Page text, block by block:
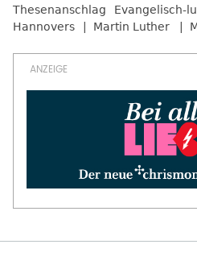
Thesenanschlag
Evangelisch-
Hannovers
Martin Luther